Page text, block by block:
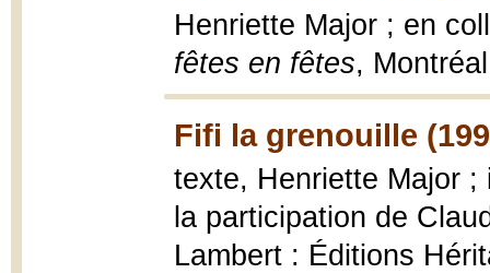
Henriette Major ; en
fêtes en fêtes,
Fifi la grenouille
texte, Henriette Major
la participation de
Lambert : Éditions